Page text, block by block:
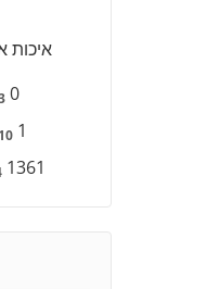
איכות
0
10 1
1361